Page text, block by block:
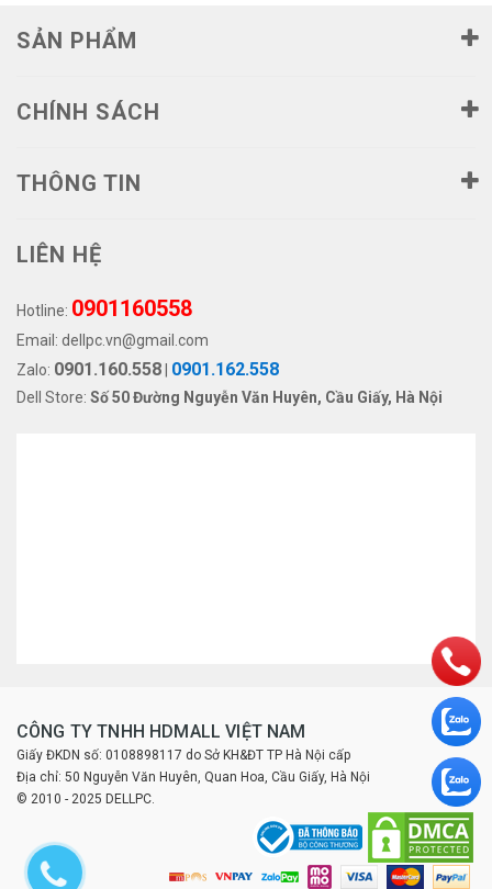
SẢN PHẨM
CHÍNH SÁCH
THÔNG TIN
LIÊN HỆ
Hotline: 0901160558
Email: dellpc.vn@gmail.com
Zalo: 0901.160.558| 0901.162.558
Dell Store: Số 50 Đường Nguyễn Văn Huyên, Cầu Giấy, Hà Nội
CÔNG TY TNHH HDMALL VIỆT NAM
Giấy ĐKDN số: 0108898117 do Sở KH&ĐT TP Hà Nội cấp
Địa chỉ: 50 Nguyễn Văn Huyên, Quan Hoa, Cầu Giấy, Hà Nội
© 2010 - 2025 DELLPC.